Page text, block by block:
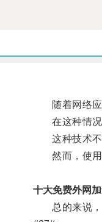
随着网络应
在这种情况
这种技术不
然而，使用
十大免费外网
总的来说，